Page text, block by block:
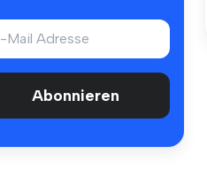
Abonnieren